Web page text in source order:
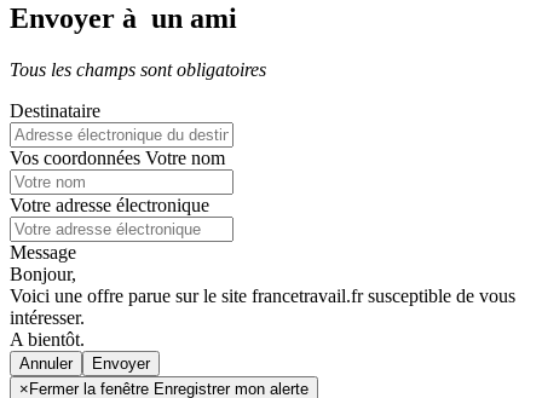
Envoyer à un ami
Tous les champs sont obligatoires
Destinataire
Vos coordonnées Votre nom
Votre adresse électronique
Message
Bonjour,
Voici une offre parue sur le site francetravail.fr susceptible de vous
intéresser.
A bientôt.
Annuler
× Fermer la fenêtre Enregistrer mon alerte